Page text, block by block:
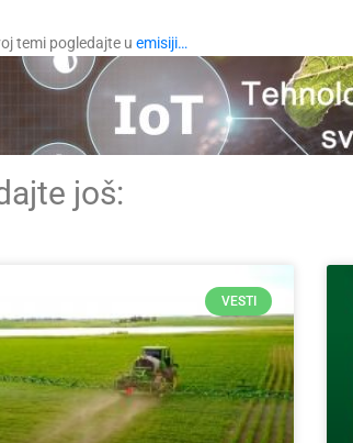
temi pogledajte u emisiji…
još:
VESTI